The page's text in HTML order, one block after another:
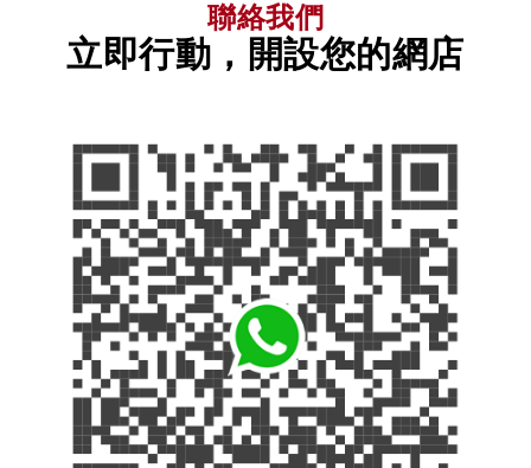
聯絡我們
立即行動，開設您的網店